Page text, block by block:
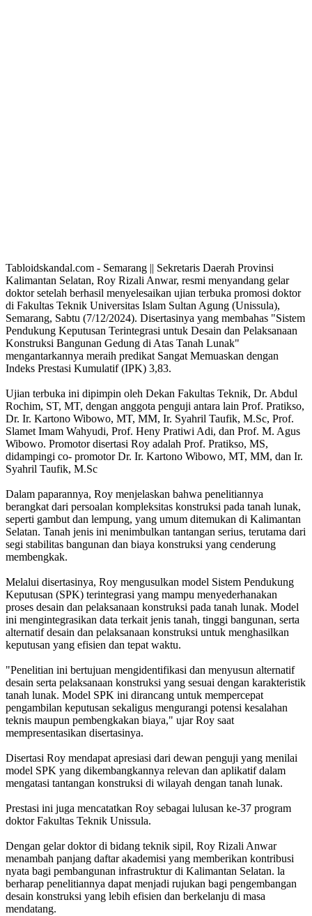
Tabloidskandal.com - Semarang || Sekretaris Daerah Provinsi
Kalimantan Selatan, Roy Rizali Anwar, resmi menyandang gelar
doktor setelah berhasil menyelesaikan ujian terbuka promosi doktor
di Fakultas Teknik Universitas Islam Sultan Agung (Unissula),
Semarang, Sabtu (7/12/2024). Disertasinya yang membahas "Sistem
Pendukung Keputusan Terintegrasi untuk Desain dan Pelaksanaan
Konstruksi Bangunan Gedung di Atas Tanah Lunak"
mengantarkannya meraih predikat Sangat Memuaskan dengan
Indeks Prestasi Kumulatif (IPK) 3,83.
Ujian terbuka ini dipimpin oleh Dekan Fakultas Teknik, Dr. Abdul
Rochim, ST, MT, dengan anggota penguji antara lain Prof. Pratikso,
Dr. Ir. Kartono Wibowo, MT, MM, Ir. Syahril Taufik, M.Sc, Prof.
Slamet Imam Wahyudi, Prof. Heny Pratiwi Adi, dan Prof. M. Agus
Wibowo. Promotor disertasi Roy adalah Prof. Pratikso, MS,
didampingi co- promotor Dr. Ir. Kartono Wibowo, MT, MM, dan Ir.
Syahril Taufik, M.Sc
Dalam paparannya, Roy menjelaskan bahwa penelitiannya
berangkat dari persoalan kompleksitas konstruksi pada tanah lunak,
seperti gambut dan lempung, yang umum ditemukan di Kalimantan
Selatan. Tanah jenis ini menimbulkan tantangan serius, terutama dari
segi stabilitas bangunan dan biaya konstruksi yang cenderung
membengkak.
Melalui disertasinya, Roy mengusulkan model Sistem Pendukung
Keputusan (SPK) terintegrasi yang mampu menyederhanakan
proses desain dan pelaksanaan konstruksi pada tanah lunak. Model
ini mengintegrasikan data terkait jenis tanah, tinggi bangunan, serta
alternatif desain dan pelaksanaan konstruksi untuk menghasilkan
keputusan yang efisien dan tepat waktu.
"Penelitian ini bertujuan mengidentifikasi dan menyusun alternatif
desain serta pelaksanaan konstruksi yang sesuai dengan karakteristik
tanah lunak. Model SPK ini dirancang untuk mempercepat
pengambilan keputusan sekaligus mengurangi potensi kesalahan
teknis maupun pembengkakan biaya," ujar Roy saat
mempresentasikan disertasinya.
Disertasi Roy mendapat apresiasi dari dewan penguji yang menilai
model SPK yang dikembangkannya relevan dan aplikatif dalam
mengatasi tantangan konstruksi di wilayah dengan tanah lunak.
Prestasi ini juga mencatatkan Roy sebagai lulusan ke-37 program
doktor Fakultas Teknik Unissula.
Dengan gelar doktor di bidang teknik sipil, Roy Rizali Anwar
menambah panjang daftar akademisi yang memberikan kontribusi
nyata bagi pembangunan infrastruktur di Kalimantan Selatan. la
berharap penelitiannya dapat menjadi rujukan bagi pengembangan
desain konstruksi yang lebih efisien dan berkelanju di masa
mendatang.